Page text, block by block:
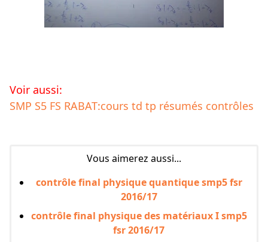
Voir aussi:
SMP S5 FS RABAT:cours td tp résumés contrôles
Vous aimerez aussi...
contrôle final physique quantique smp5 fsr
2016/17
contrôle final physique des matériaux I smp5
fsr 2016/17